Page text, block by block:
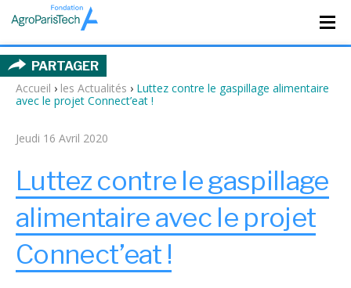
PARTAGER
Accueil › les Actualités › Luttez contre le gaspillage alimentaire
avec le projet Connect’eat !
Jeudi 16 Avril 2020
Luttez contre le gaspillage
alimentaire avec le projet
Connect’eat !